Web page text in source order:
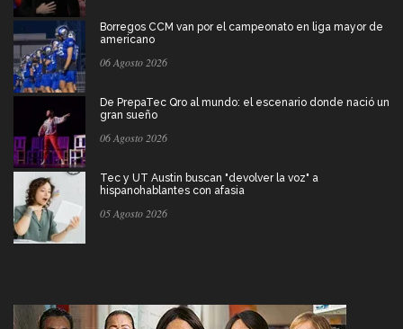
Borregos CCM van por el campeonato en liga mayor de
americano
06 Agosto 2026
De PrepaTec Qro al mundo: el escenario donde nació un
gran sueño
06 Agosto 2026
Tec y UT Austin buscan "devolver la voz" a
hispanohablantes con afasia
05 Agosto 2026